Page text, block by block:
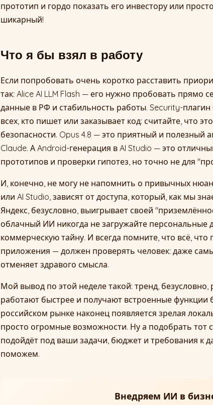
прототип и гордо показать его инвестору или
шикарный!
Что я бы взял в работу
Если попробовать очень коротко расставить
так: Alice AI LLM Flash — его нужно пробовать прямо
данные в РФ и стабильность работы. Security-
всех, кто пишет или заказывает код: считайте, что
безопасности. Opus 4.8 — это приятный и полезный
Claude. А Android-генерация в AI Studio — это
прототипов и проверки гипотез, но точно не для
И, конечно, не могу не напомнить о привычных
или AI Studio, зависят от доступа, который, как мы
Яндекс, безусловно, выигрывает своей
облачный ИИ никогда не загружайте персональные
коммерческую тайну. И всегда помните, что всё,
приложения — должен проверять человек: даже
отменяет здравого смысла.
Мой вывод по этой неделе такой: тренд, безусловно,
работают быстрее и получают встроенные функции
российском рынке наконец появляется зрелая
просто огромные возможности. Ну а подобрать тот
подойдёт под ваши задачи, бюджет и требования к
поможем.
Внедряем ИИ в